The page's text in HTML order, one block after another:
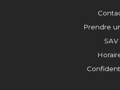
Prendre
SAV